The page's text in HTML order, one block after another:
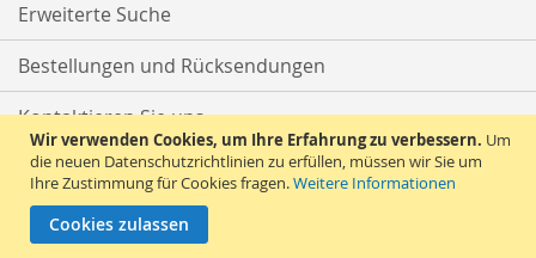
Wir verwenden Cookies, um Ihre Erfahrung zu verbessern. Um
die neuen Datenschutzrichtlinien zu erfüllen, müssen wir Sie um
Ihre Zustimmung für Cookies fragen.Weitere Informationen
Cookies zulassen
Erweiterte Suche
Bestellungen und Rücksendungen
Kontaktieren Sie uns
© 2026 Versandhandel Bigo-Ta